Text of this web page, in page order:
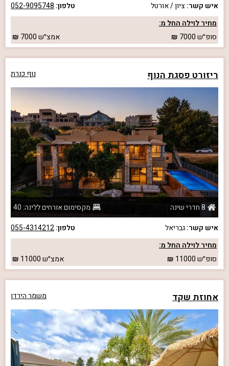
איש קשר:ציון / אורטל טלפון: 052-9095748
מחיר לוילה החל מ:
סופ״ש7000 אמצ״ש7000
ריזורט פסגת הנוף נוף כנרת
8 חדרי שינה
מקסימום אורחים ללינה: 40
איש קשר:גבריאל טלפון:055-4314212
מחיר לוילה החל מ:
סופ״ש11000 אמצ״ש11000
אחוזת שקד משמר הירדן